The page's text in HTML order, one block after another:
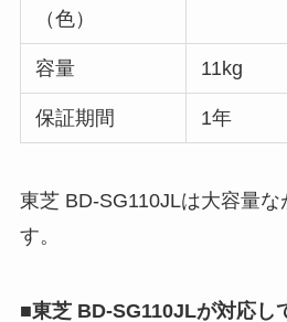
（色）
容量 11kg
保証期間 1年
東芝 BD-SG110JLは大容量
す。
■東芝 BD-SG110JLが対応し